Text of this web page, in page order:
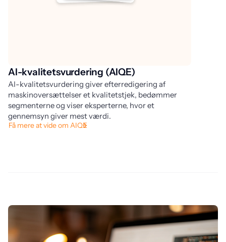
AI-kvalitetsvurdering (AIQE)
AI-kvalitetsvurdering giver efterredigering af
maskinoversættelser et kvalitetstjek, bedømmer
segmenterne og viser eksperterne, hvor et
gennemsyn giver mest værdi.
Få mere at vide om AIQE